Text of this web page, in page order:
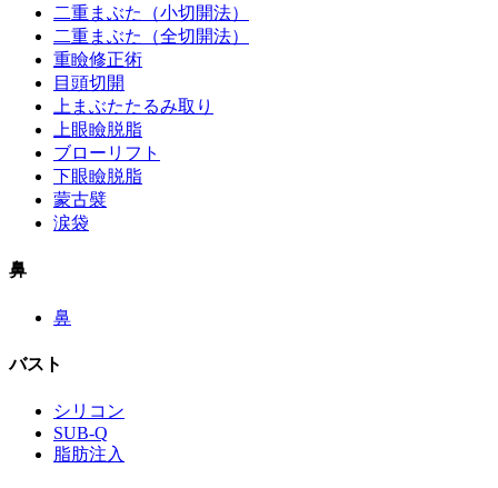
二重まぶた（小切開法）
二重まぶた（全切開法）
重瞼修正術
目頭切開
上まぶたたるみ取り
上眼瞼脱脂
ブローリフト
下眼瞼脱脂
蒙古襞
涙袋
鼻
鼻
バスト
シリコン
SUB-Q
脂肪注入